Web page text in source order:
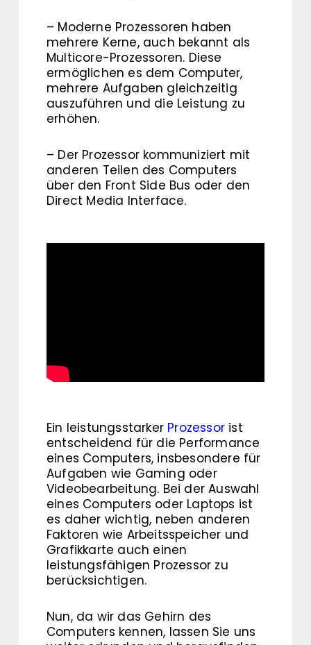
– Moderne Prozessoren haben
mehrere Kerne, auch bekannt als
Multicore-Prozessoren. Diese
ermöglichen es dem Computer,
mehrere Aufgaben gleichzeitig
auszuführen und die Leistung zu
erhöhen.
– Der Prozessor kommuniziert mit
anderen Teilen des Computers
über den Front Side Bus oder den
Direct Media Interface.
Ein leistungsstarker Prozessor ist
entscheidend für die Performance
eines Computers, insbesondere für
Aufgaben wie Gaming oder
Videobearbeitung. Bei der Auswahl
eines Computers oder Laptops ist
es daher wichtig, neben anderen
Faktoren wie Arbeitsspeicher und
Grafikkarte auch einen
leistungsfähigen Prozessor zu
berücksichtigen.
Nun, da wir das Gehirn des
Computers kennen, lassen Sie uns